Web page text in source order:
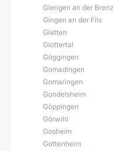
Giengen an der Brenz
Gingen an der Fils
Glatten
Glottertal
Göggingen
Gomadingen
Gomaringen
Gondelsheim
Göppingen
Görwihl
Gosheim
Gottenheim